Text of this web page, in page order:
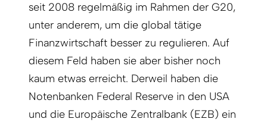
seit 2008 regelmäßig im Rahmen der G20,
unter anderem, um die global tätige
Finanzwirtschaft besser zu regulieren. Auf
diesem Feld haben sie aber bisher noch
kaum etwas erreicht. Derweil haben die
Notenbanken Federal Reserve in den USA
und die Europäische Zentralbank (EZB) ein